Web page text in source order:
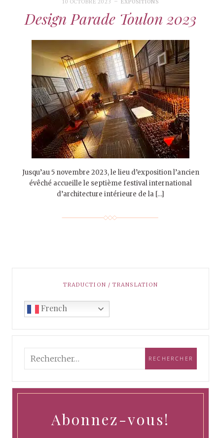
10 OCTOBRE 2023 EXPOSITIONS
Design Parade Toulon 2023
Jusqu’au 5 novembre 2023, le lieu d’exposition l’ancien
évêché accueille le septième festival international
d’architecture intérieure de la […]
TRADUCTION / TRANSLATION
French
Abonnez-vous!